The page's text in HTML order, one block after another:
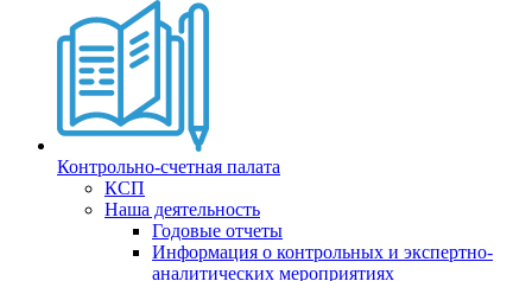
Контрольно-счетная палата
КСП
Наша деятельность
Годовые отчеты
Информация о контрольных и экспертно-
аналитических мероприятиях